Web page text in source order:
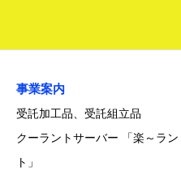
事業案内
受託加工品、受託組立品
クーラントサーバー 「楽～ラン
ト」